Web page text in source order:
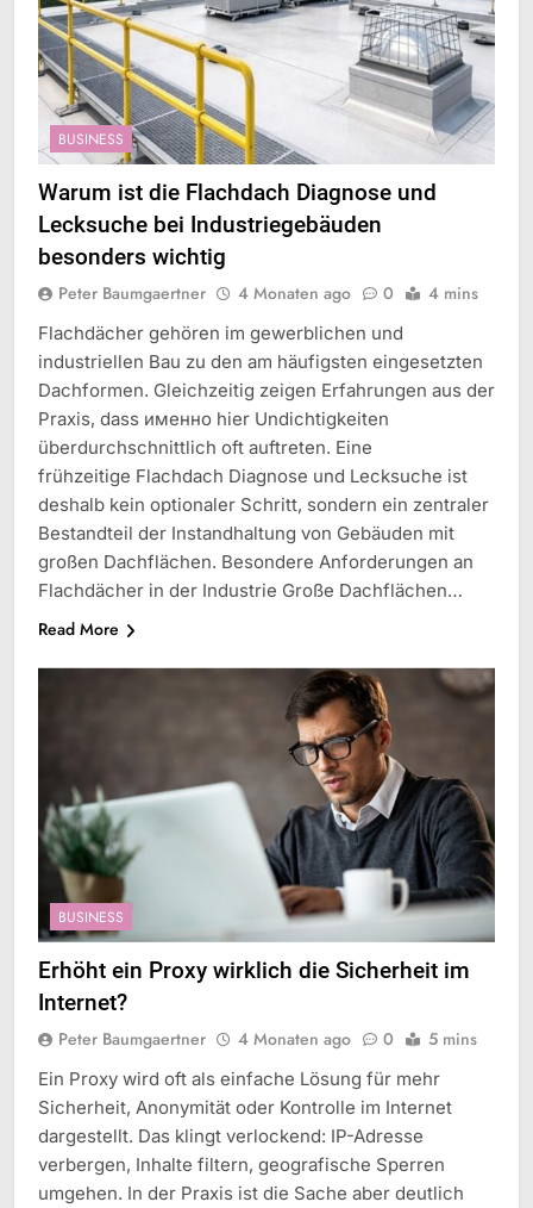
BUSINESS
Warum ist die Flachdach Diagnose und
Lecksuche bei Industriegebäuden
besonders wichtig
Peter Baumgaertner 4 Monaten ago 0 4 mins
Flachdächer gehören im gewerblichen und
industriellen Bau zu den am häufigsten eingesetzten
Dachformen. Gleichzeitig zeigen Erfahrungen aus der
Praxis, dass именно hier Undichtigkeiten
überdurchschnittlich oft auftreten. Eine
frühzeitige Flachdach Diagnose und Lecksuche ist
deshalb kein optionaler Schritt, sondern ein zentraler
Bestandteil der Instandhaltung von Gebäuden mit
großen Dachflächen. Besondere Anforderungen an
Flachdächer in der Industrie Große Dachflächen…
Read More
BUSINESS
Erhöht ein Proxy wirklich die Sicherheit im
Internet?
Peter Baumgaertner 4 Monaten ago 0 5 mins
Ein Proxy wird oft als einfache Lösung für mehr
Sicherheit, Anonymität oder Kontrolle im Internet
dargestellt. Das klingt verlockend: IP-Adresse
verbergen, Inhalte filtern, geografische Sperren
umgehen. In der Praxis ist die Sache aber deutlich